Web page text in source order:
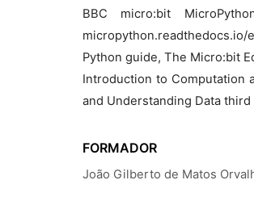
BBC micro:bit
Python guide, The Micro:bit
Introduction to Computation
and Understanding Data
FORMADOR
João Gilberto de Matos